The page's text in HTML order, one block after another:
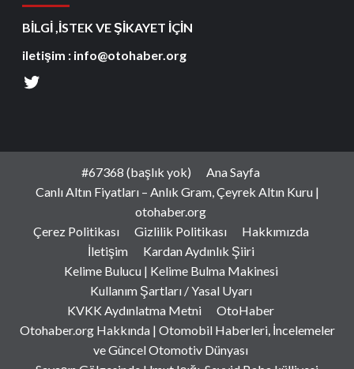
BİLGİ ,İSTEK VE ŞİKAYET İÇİN
iletişim : info@otohaber.org
#67368 (başlık yok)
Ana Sayfa
Canlı Altın Fiyatları – Anlık Gram, Çeyrek Altın Kuru |
otohaber.org
Çerez Politikası
Gizlilik Politikası
Hakkımızda
İletişim
Kardan Aydınlık Şiiri
Kelime Bulucu | Kelime Bulma Makinesi
Kullanım Şartları / Yasal Uyarı
KVKK Aydınlatma Metni
OtoHaber
Otohaber.org Hakkında | Otomobil Haberleri, İncelemeler
ve Güncel Otomotiv Dünyası